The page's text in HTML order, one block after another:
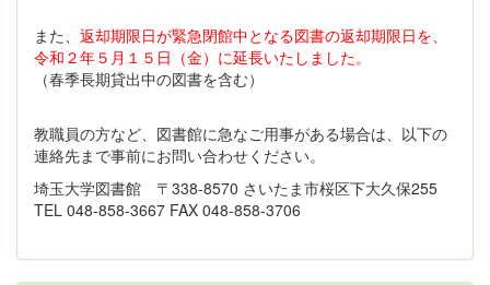
また、 返却期限日が緊急閉館中となる図書の返却期限日を、
令和２年５月１５日（金）に延長いたしました。
（春季長期貸出中の図書を含む）
教職員の方など、図書館に急なご用事がある場合は、以下の
連絡先まで事前にお問い合わせください。
埼玉大学図書館 〒338-8570 さいたま市桜区下大久保255
TEL 048-858-3667 FAX 048-858-3706